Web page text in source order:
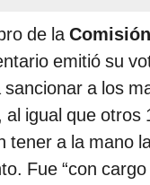
de la
emitió su
a los
al igual que otros
tener a la mano
Fue “con cargo